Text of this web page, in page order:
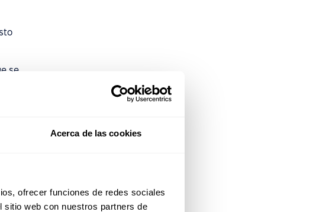
Acerca de las cookies
ofrecer funciones de redes sociales
sitio web con nuestros partners de
se
la
y